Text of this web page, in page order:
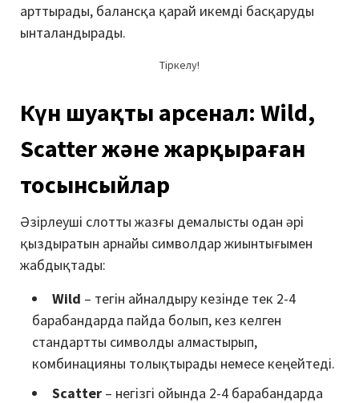
арттырады, балансқа қарай икемді басқаруды
ынталандырады.
Тіркелу!
Күн шуақты арсенал: Wild,
Scatter және жарқыраған
тосынсыйлар
Әзірлеуші слотты жазғы демалысты одан әрі
қыздыратын арнайы символдар жиынтығымен
жабдықтады:
Wild – тегін айналдыру кезінде тек 2-4
барабандарда пайда болып, кез келген
стандартты символды алмастырып,
комбинацияны толықтырады немесе кеңейтеді.
Scatter – негізгі ойында 2-4 барабандарда